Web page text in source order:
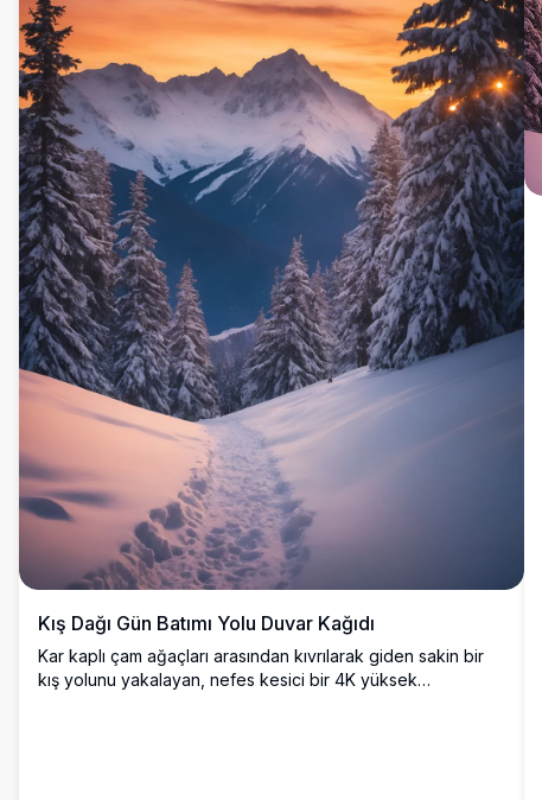
Kış Dağı Gün Batımı Yolu Duvar Kağıdı
Kar kaplı çam ağaçları arasından kıvrılarak giden sakin bir
kış yolunu yakalayan, nefes kesici bir 4K yüksek